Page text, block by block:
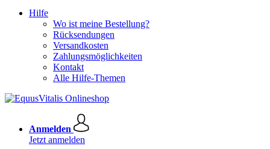
Hilfe
Wo ist meine Bestellung?
Rücksendungen
Versandkosten
Zahlungsmöglichkeiten
Kontakt
Alle Hilfe-Themen
Anmelden
Jetzt anmelden